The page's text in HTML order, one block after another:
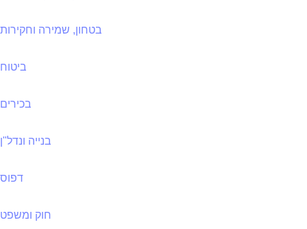
בטחון, שמירה וחקירות
ביטוח
בכירים
בנייה ונדל"ן
דפוס
חוק ומשפט